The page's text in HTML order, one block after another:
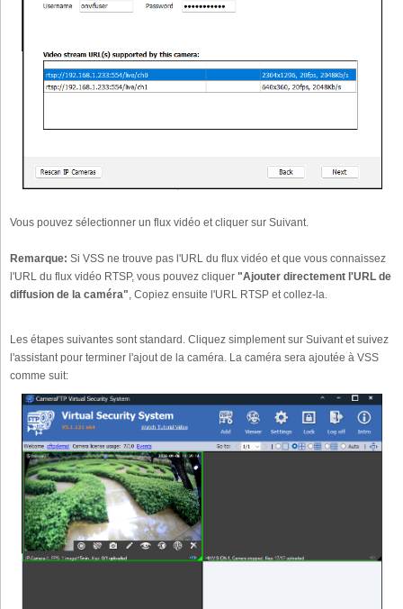
Vous pouvez sélectionner un flux vidéo et cliquer sur Suivant.
Remarque: Si VSS ne trouve pas l'URL du flux vidéo et que vous connaissez
l'URL du flux vidéo RTSP, vous pouvez cliquer "Ajouter directement l'URL de
diffusion de la caméra", Copiez ensuite l'URL RTSP et collez-la.
Les étapes suivantes sont standard. Cliquez simplement sur Suivant et suivez
l'assistant pour terminer l'ajout de la caméra. La caméra sera ajoutée à VSS
comme suit: